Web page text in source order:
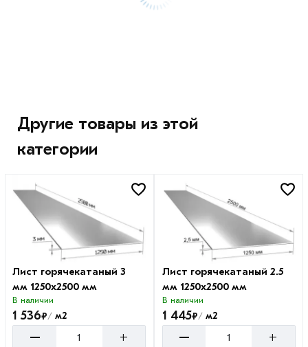
Другие товары из этой
категории
Лист горячекатаный 3
мм 1250х2500 мм
В наличии
1 536₽/ м2
– +
Лист горячекатаный 2.5
мм 1250х2500 мм
В наличии
1 445₽/м2
– +